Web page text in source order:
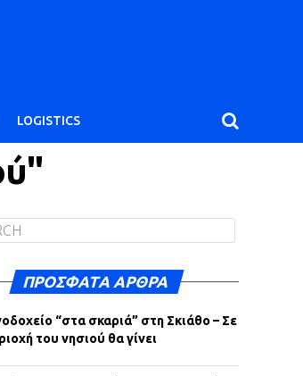
LOGISTICS
ΠΡΌΣΦΑΤΑ ΆΡΘΡΑ
“στα σκαριά” στη Σκιάθο – Σε
του νησιού θα γίνει